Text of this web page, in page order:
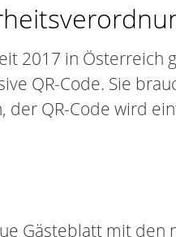
2017 in Österreich
QR-Code. Sie
der QR-Code wird
Gästeblatt mit den